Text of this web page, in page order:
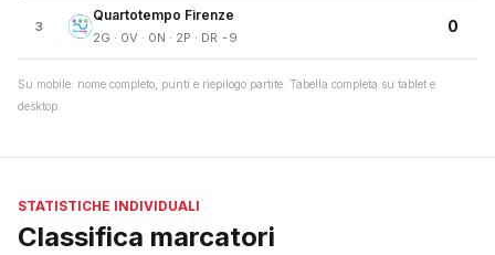
3
Quartotempo Firenze
2G · 0V · 0N · 2P · DR -9
0
Su mobile: nome completo, punti e riepilogo partite. Tabella completa su tablet e
desktop.
STATISTICHE INDIVIDUALI
Classifica marcatori